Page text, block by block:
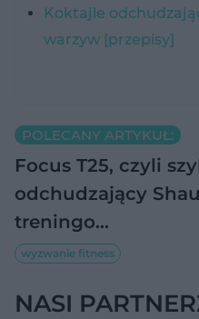
Koktajle
warzyw [przepisy]
POLECANY ARTYKUŁ:
Focus T25, czyli
odchudzający
treningo…
wyzwanie fitness
NASI